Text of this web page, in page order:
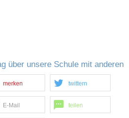
über unsere Schule mit anderen
merken twittern
E-Mail teilen